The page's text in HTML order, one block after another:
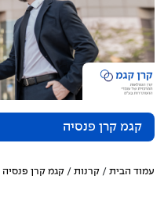
קגמ קרן פנסיה
אודות הקרן
עמוד הבית / קרנות / קגמ קרן פנסיה